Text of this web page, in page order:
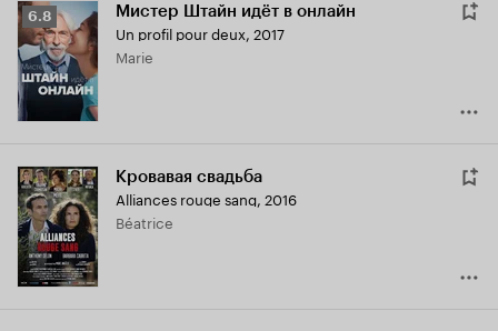
Рейтинг
Кинопоиска
6.8
6.8 Мистер Штайн идёт в онлайн
Un profil pour deux, 2017
Marie
Кровавая свадьба
Alliances rouge sang, 2016
Béatrice